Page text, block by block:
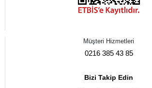
Müşteri Hizmetleri
0216 385 43 85
Bizi Takip Edin